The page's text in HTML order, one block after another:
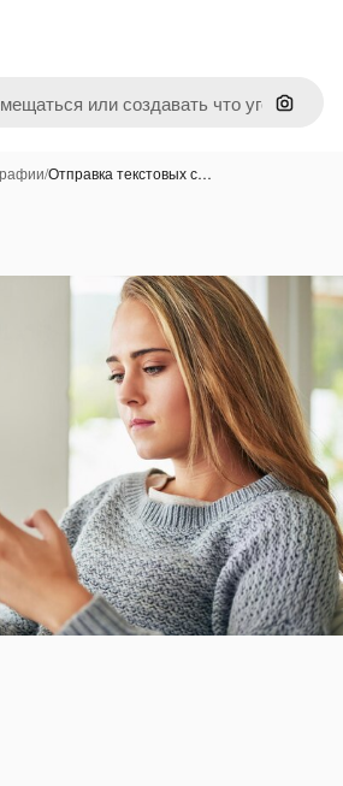
Поиск
/Отправка текстовых с…